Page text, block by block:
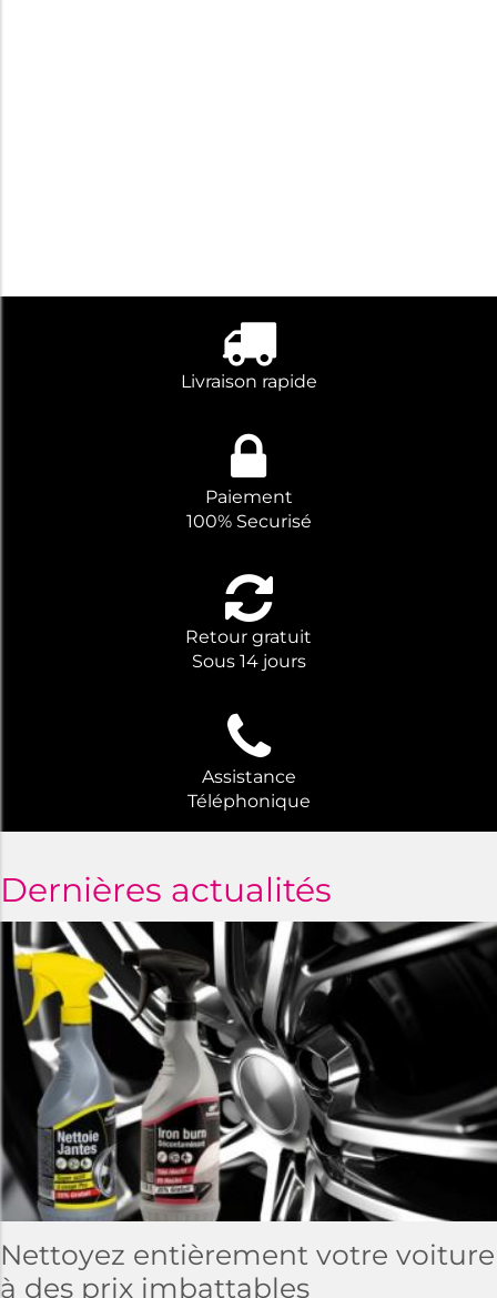
Livraison rapide
Paiement
100% Securisé
Retour gratuit
Sous 14 jours
Assistance
Téléphonique
Dernières actualités
Nettoyez entièrement votre voiture
à des prix imbattables